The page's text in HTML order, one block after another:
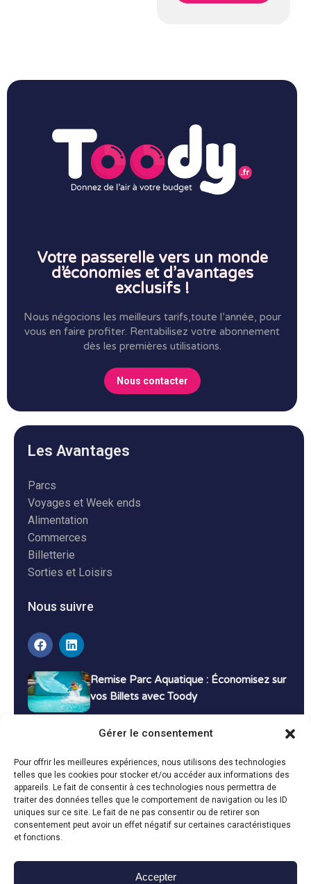
Gérer le consentement
Pour offrir les meilleures expériences, nous utilisons des technologies
telles que les cookies pour stocker et/ou accéder aux informations des
appareils. Le fait de consentir à ces technologies nous permettra de
traiter des données telles que le comportement de navigation ou les ID
uniques sur ce site. Le fait de ne pas consentir ou de retirer son
consentement peut avoir un effet négatif sur certaines caractéristiques
et fonctions.
Accepter
Votre passerelle vers un monde
d’économies et d’avantages
exclusifs !
Nous négocions les meilleurs tarifs,toute l’année, pour
vous en faire profiter. Rentabilisez votre abonnement
dès les premières utilisations.
Nous contacter
Les Avantages
Parcs
Voyages et Week ends
Alimentation
Commerces
Billetterie
Sorties et Loisirs
Nous suivre
Remise Parc Aquatique : Économisez sur
vos Billets avec Toody
Bons Plans Voyage : Économisez sur vos
Vacances avec Toody
13 décembre 2024 Bon plans